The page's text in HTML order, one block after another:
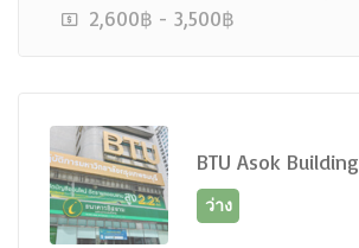
2,600฿ - 3,500฿
BTU Asok Building